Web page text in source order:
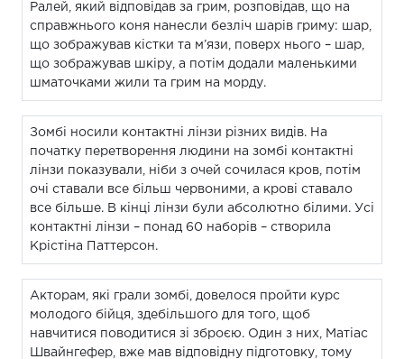
Ралей, який відповідав за грим, розповідав, що на
справжнього коня нанесли безліч шарів гриму: шар,
що зображував кістки та м’язи, поверх нього – шар,
що зображував шкіру, а потім додали маленькими
шматочками жили та грим на морду.
Зомбі носили контактні лінзи різних видів. На
початку перетворення людини на зомбі контактні
лінзи показували, ніби з очей сочилася кров, потім
очі ставали все більш червоними, а крові ставало
все більше. В кінці лінзи були абсолютно білими. Усі
контактні лінзи – понад 60 наборів – створила
Крістіна Паттерсон.
Акторам, які грали зомбі, довелося пройти курс
молодого бійця, здебільшого для того, щоб
навчитися поводитися зі зброєю. Один з них, Матіас
Швайнгефер, вже мав відповідну підготовку, тому